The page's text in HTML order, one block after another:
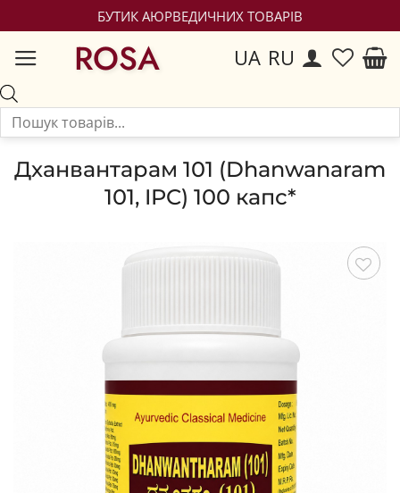
БУТИК АЮРВЕДИЧНИХ ТОВАРІВ
ROSA UA RU
Дханвантарам 101 (Dhanwanaram
101, IPC) 100 капс*